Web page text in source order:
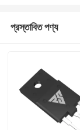
প্রস্তাবিত পণ্য